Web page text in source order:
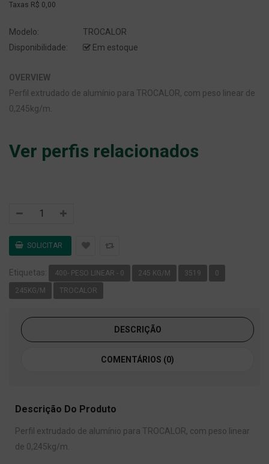
Taxas R$ 0,00
Modelo:
TROCALOR
Disponibilidade:
Em estoque
OVERVIEW
Perfil extrudado de alumínio para TROCALOR, com peso linear de
0,245kg/m.
Ver perfis relacionados
Etiquetas: 400- PESO LINEAR - 0 245 KG/M 3519 0
245KG/M TROCALOR
DESCRIÇÃO
COMENTÁRIOS (0)
Descrição Do Produto
Perfil extrudado de alumínio para TROCALOR, com peso linear
de 0,245kg/m.